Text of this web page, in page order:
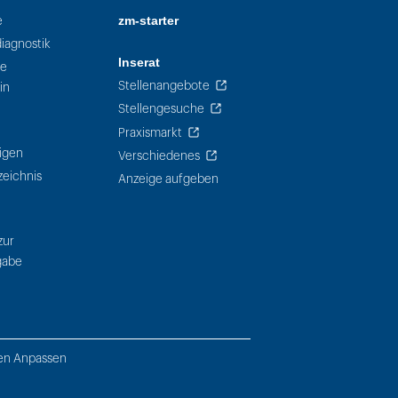
zm-starter
Inserat
Stellenangebote
Stellengesuche
Praxismarkt
Verschiedenes
Anzeige aufgeben
Anpassen